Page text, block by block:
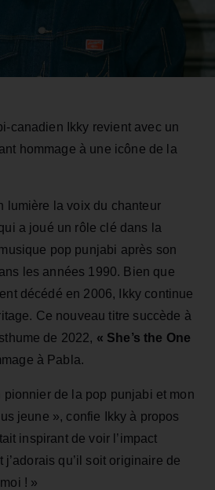
canadien Ikky revient avec un
hommage à une icône de la
lumière la voix du chanteur
a joué un rôle clé dans la
pop punjabi après son
les années 1990. Bien que
décédé en 2006, Ikky continue
Ce nouveau titre succède à
de 2022, « She’s the One
à Pabla.
de la pop punjabi et mon
jeune », confie Ikky à propos
inspirant de voir l’impact
j’adorais qu’il soit originaire de
! »